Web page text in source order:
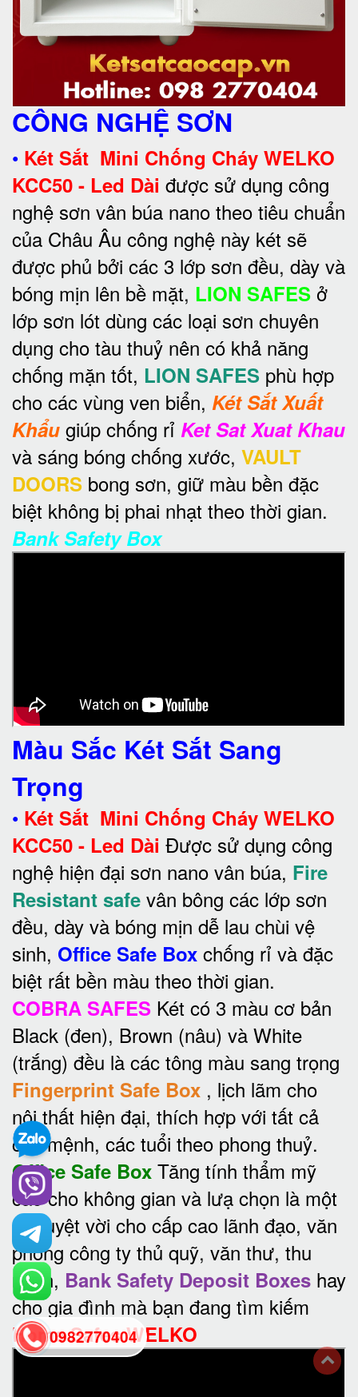
CÔNG NGHỆ SƠN
• Két Sắt Mini Chống Cháy WELKO
KCC50 - Led Dài được sử dụng công
nghệ sơn vân búa nano theo tiêu chuẩn
của Châu Âu công nghệ này két sẽ
được phủ bởi các 3 lớp sơn đều, dày và
bóng mịn lên bề mặt, LION SAFES ở
lớp sơn lót dùng các loại sơn chuyên
dụng cho tàu thuỷ nên có khả năng
chống mặn tốt, LION SAFES phù hợp
cho các vùng ven biển, Két Sắt Xuất
Khẩu giúp chống rỉ Ket Sat Xuat Khau
và sáng bóng chống xước, VAULT
DOORS bong sơn, giữ màu bền đặc
biệt không bị phai nhạt theo thời gian.
Bank Safety Box
Màu Sắc Két Sắt Sang
Trọng
• Két Sắt Mini Chống Cháy WELKO
KCC50 - Led Dài Được sử dụng công
nghệ hiện đại sơn nano vân búa, Fire
Resistant safe vân bông các lớp sơn
đều, dày và bóng mịn dễ lau chùi vệ
sinh, Office Safe Box chống rỉ và đặc
biệt rất bền màu theo thời gian.
COBRA SAFES Két có 3 màu cơ bản
Black (đen), Brown (nâu) và White
(trắng) đều là các tông màu sang trọng
Fingerprint Safe Box , lịch lãm cho
nội thất hiện đại, thích hợp với tất cả
các mệnh, các tuổi theo phong thuỷ.
Office Safe Box Tăng tính thẩm mỹ
cao cho không gian và lưạ chọn là một
sự tuyệt vời cho cấp cao lãnh đạo, văn
phòng công ty thủ quỹ, văn thư, thu
ngân, Bank Safety Deposit Boxes hay
cho gia đình mà bạn đang tìm kiếm
Home Safes WELKO
0982770404